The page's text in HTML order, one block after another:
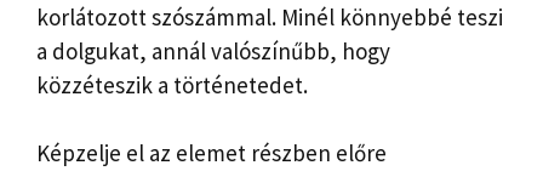
korlátozott szószámmal. Minél könnyebbé teszi
a dolgukat, annál valószínűbb, hogy
közzéteszik a történetedet.
Képzelje el az elemet részben előre